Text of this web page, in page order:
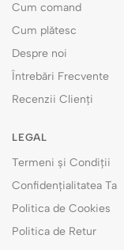
Cum comand
Cum plătesc
Despre noi
Întrebări Frecvente
Recenzii Clienți
LEGAL
Termeni și Condiții
Confidențialitatea Ta
Politica de Cookies
Politica de Retur